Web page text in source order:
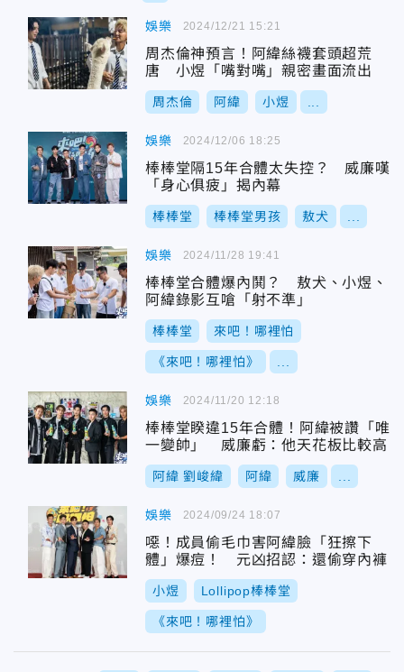
娛樂
周杰倫神預言！阿緯絲襪套頭超荒
唐 小煜「嘴對嘴」親密畫面流出
周杰倫 阿緯 小煜
2024/12/21 15:21
娛樂
棒棒堂隔15年合體太失控？ 威廉嘆
「身心俱疲」揭內幕
棒棒堂 棒棒堂男孩 敖犬
2024/12/06 18:25
娛樂
棒棒堂合體爆內鬨？ 敖犬、小煜、
阿緯錄影互嗆「射不準」
棒棒堂 來吧！哪裡怕
《來吧！哪裡怕》
2024/11/28 19:41
娛樂
棒棒堂睽違15年合體！阿緯被讚「唯
一變帥」 威廉虧：他天花板比較高
阿緯 劉峻緯 阿緯 威廉
2024/11/20 12:18
娛樂
噁！成員偷毛巾害阿緯臉「狂擦下
體」爆痘！ 元凶招認：還偷穿內褲
小煜 Lollipop棒棒堂
《來吧！哪裡怕》
2024/09/24 18:07